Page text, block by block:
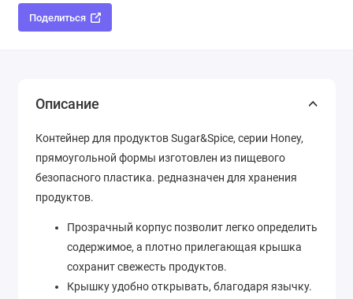
Поделиться
Описание
Контейнер для продуктов Sugar&Spice, серии Honey,
прямоугольной формы изготовлен из пищевого
безопасного пластика. редназначен для хранения
продуктов.
Прозрачный корпус позволит легко определить
содержимое, а плотно прилегающая крышка
сохранит свежесть продуктов.
Крышку удобно открывать, благодаря язычку.